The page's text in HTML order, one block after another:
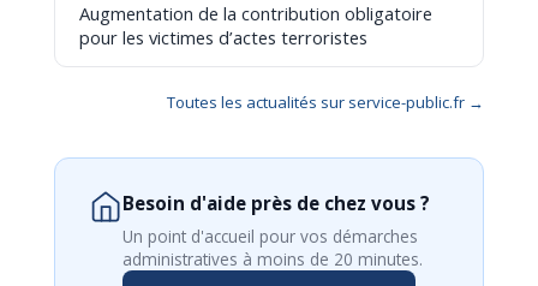
Augmentation de la contribution obligatoire
pour les victimes d’actes terroristes
Toutes les actualités sur service-public.fr →
Besoin d'aide près de chez vous ?
Un point d'accueil pour vos démarches
administratives à moins de 20 minutes.